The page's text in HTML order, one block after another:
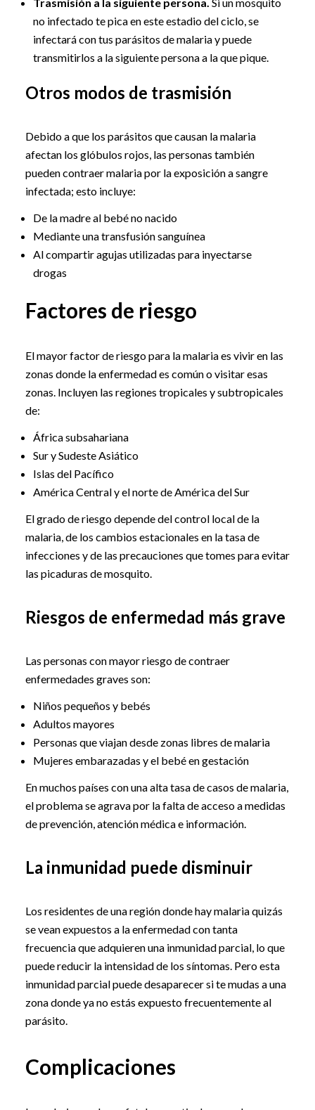
no infectado te pica en este estadio del ciclo, se
infectará con tus parásitos de malaria y puede
transmitirlos a la siguiente persona a la que pique.
Otros modos de trasmisión
Debido a que los parásitos que causan la malaria
afectan los glóbulos rojos, las personas también
pueden contraer malaria por la exposición a sangre
infectada; esto incluye:
De la madre al bebé no nacido
Mediante una transfusión sanguínea
Al compartir agujas utilizadas para inyectarse
drogas
Factores de riesgo
El mayor factor de riesgo para la malaria es vivir en las
zonas donde la enfermedad es común o visitar esas
zonas. Incluyen las regiones tropicales y subtropicales
de:
África subsahariana
Sur y Sudeste Asiático
Islas del Pacífico
América Central y el norte de América del Sur
El grado de riesgo depende del control local de la
malaria, de los cambios estacionales en la tasa de
infecciones y de las precauciones que tomes para evitar
las picaduras de mosquito.
Riesgos de enfermedad más grave
Las personas con mayor riesgo de contraer
enfermedades graves son:
Niños pequeños y bebés
Adultos mayores
Personas que viajan desde zonas libres de malaria
Mujeres embarazadas y el bebé en gestación
En muchos países con una alta tasa de casos de malaria,
el problema se agrava por la falta de acceso a medidas
de prevención, atención médica e información.
La inmunidad puede disminuir
Los residentes de una región donde hay malaria quizás
se vean expuestos a la enfermedad con tanta
frecuencia que adquieren una inmunidad parcial, lo que
puede reducir la intensidad de los síntomas. Pero esta
inmunidad parcial puede desaparecer si te mudas a una
zona donde ya no estás expuesto frecuentemente al
parásito.
Complicaciones